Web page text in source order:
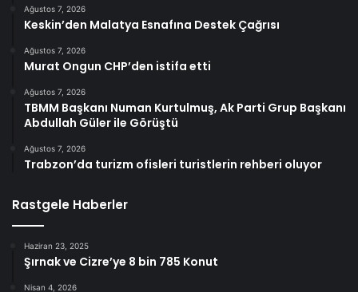
Ağustos 7, 2026
Keskin’den Malatya Esnafına Destek Çağrısı
Ağustos 7, 2026
Murat Ongun CHP’den istifa etti
Ağustos 7, 2026
TBMM Başkanı Numan Kurtulmuş, Ak Parti Grup Başkanı
Abdullah Güler ile Görüştü
Ağustos 7, 2026
Trabzon’da turizm ofisleri turistlerin rehberi oluyor
Rastgele Haberler
Haziran 23, 2025
Şırnak ve Cizre’ye 8 bin 785 Konut
Nisan 4, 2026